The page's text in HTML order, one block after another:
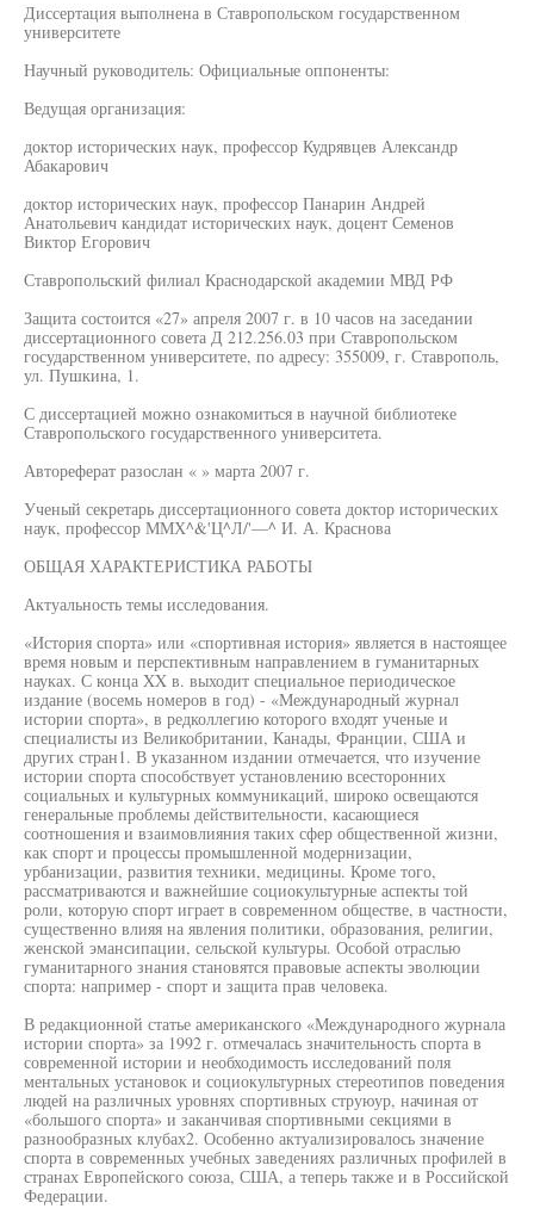
Диссертация выполнена в Ставропольском государственном
университете
Научный руководитель: Официальные оппоненты:
Ведущая организация:
доктор исторических наук, профессор Кудрявцев Александр
Абакарович
доктор исторических наук, профессор Панарин Андрей
Анатольевич кандидат исторических наук, доцент Семенов
Виктор Егорович
Ставропольский филиал Краснодарской академии МВД РФ
Защита состоится «27» апреля 2007 г. в 10 часов на заседании
диссертационного совета Д 212.256.03 при Ставропольском
государственном университете, по адресу: 355009, г. Ставрополь,
ул. Пушкина, 1.
С диссертацией можно ознакомиться в научной библиотеке
Ставропольского государственного университета.
Автореферат разослан « » марта 2007 г.
Ученый секретарь диссертационного совета доктор исторических
наук, профессор ММХ^&'Ц^Л/'—^ И. А. Краснова
ОБЩАЯ ХАРАКТЕРИСТИКА РАБОТЫ
Актуальность темы исследования.
«История спорта» или «спортивная история» является в настоящее
время новым и перспективным направлением в гуманитарных
науках. С конца XX в. выходит специальное периодическое
издание (восемь номеров в год) - «Международный журнал
истории спорта», в редколлегию которого входят ученые и
специалисты из Великобритании, Канады, Франции, США и
других стран1. В указанном издании отмечается, что изучение
истории спорта способствует установлению всесторонних
социальных и культурных коммуникаций, широко освещаются
генеральные проблемы действительности, касающиеся
соотношения и взаимовлияния таких сфер общественной жизни,
как спорт и процессы промышленной модернизации,
урбанизации, развития техники, медицины. Кроме того,
рассматриваются и важнейшие социокультурные аспекты той
роли, которую спорт играет в современном обществе, в частности,
существенно влияя на явления политики, образования, религии,
женской эмансипации, сельской культуры. Особой отраслью
гуманитарного знания становятся правовые аспекты эволюции
спорта: например - спорт и защита прав человека.
В редакционной статье американского «Международного журнала
истории спорта» за 1992 г. отмечалась значительность спорта в
современной истории и необходимость исследований поля
ментальных установок и социокультурных стереотипов поведения
людей на различных уровнях спортивных струюур, начиная от
«большого спорта» и заканчивая спортивными секциями в
разнообразных клубах2. Особенно актуализировалось значение
спорта в современных учебных заведениях различных профилей в
странах Европейского союза, США, а теперь также и в Российской
Федерации.